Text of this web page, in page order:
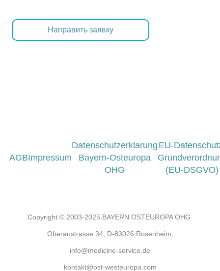
Направить заявку
AGBImpressum
Datenschutzerklarung
Bayern-Osteuropa
OHG
EU-
(EU-DSGVO)
Copyright © 2003-2025 BAYERN OSTEUROPA OHG
Oberaustrasse 34, D-83026 Rosenheim,
info@medicine-service.de
kontakt@ost-westeuropa.com